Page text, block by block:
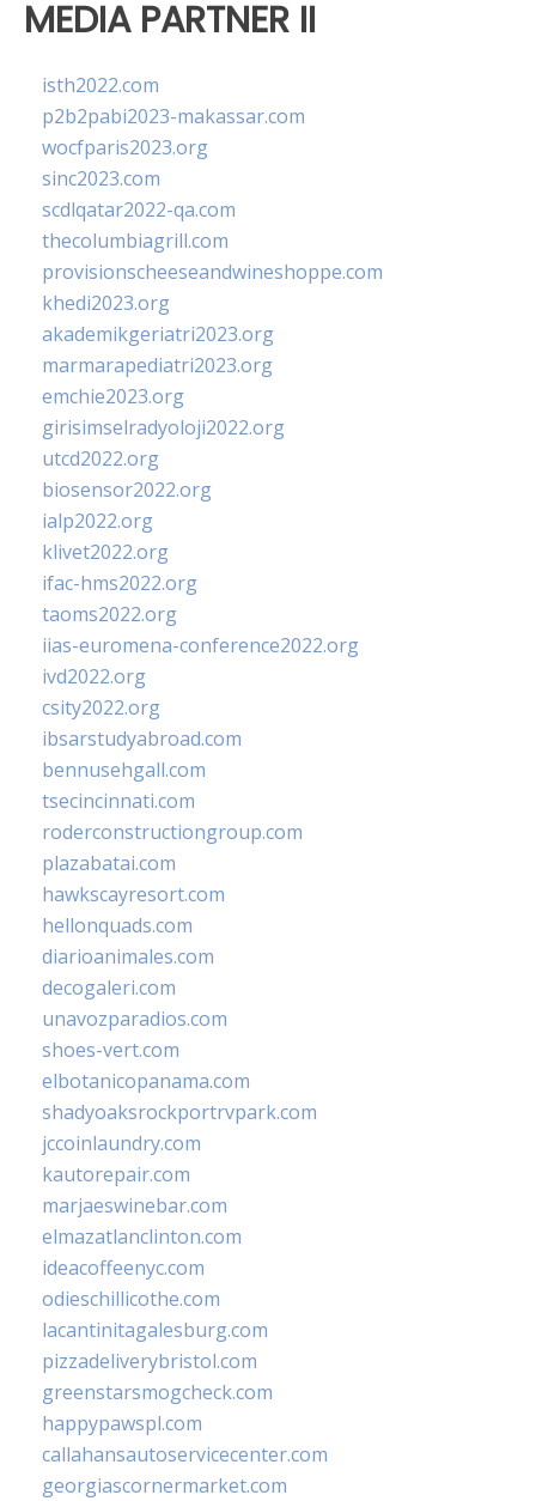
MEDIA PARTNER II
isth2022.com
p2b2pabi2023-makassar.com
wocfparis2023.org
sinc2023.com
scdlqatar2022-qa.com
thecolumbiagrill.com
provisionscheeseandwineshoppe.com
khedi2023.org
akademikgeriatri2023.org
marmarapediatri2023.org
emchie2023.org
girisimselradyoloji2022.org
utcd2022.org
biosensor2022.org
ialp2022.org
klivet2022.org
ifac-hms2022.org
taoms2022.org
iias-euromena-conference2022.org
ivd2022.org
csity2022.org
ibsarstudyabroad.com
bennusehgall.com
tsecincinnati.com
roderconstructiongroup.com
plazabatai.com
hawkscayresort.com
hellonquads.com
diarioanimales.com
decogaleri.com
unavozparadios.com
shoes-vert.com
elbotanicopanama.com
shadyoaksrockportrvpark.com
jccoinlaundry.com
kautorepair.com
marjaeswinebar.com
elmazatlanclinton.com
ideacoffeenyc.com
odieschillicothe.com
lacantinitagalesburg.com
pizzadeliverybristol.com
greenstarsmogcheck.com
happypawspl.com
callahansautoservicecenter.com
georgiascornermarket.com